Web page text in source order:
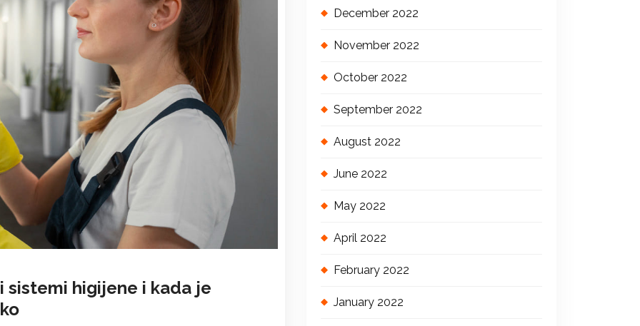
sistemi higijene i kada je
December 2022
November 2022
October 2022
September 2022
August 2022
June 2022
May 2022
April 2022
February 2022
January 2022